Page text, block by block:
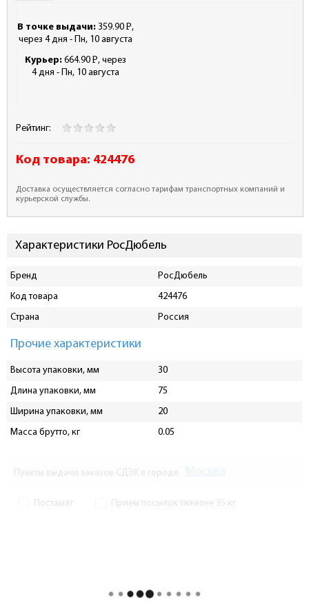
В точке выдачи: 359.90 Р
- ,
через 4 дня - Пн, 10 августа
Курьер: 664.90 Р
- , через
4 дня - Пн, 10 августа
Рейтинг:
Код товара: 424476
Доставка осуществляется согласно тарифам транспортных компаний и
курьерской службы.
Характеристики РосДюбель
Бренд
РосДюбель
Код товара
424476
Страна
Россия
Прочие характеристики
Высота упаковки, мм
30
Длина упаковки, мм
75
Ширина упаковки, мм
20
Масса брутто, кг
0.05
Пункты выдачи заказов СДЭК в городе
Постамат Прием посылок тяжелее 35 кг